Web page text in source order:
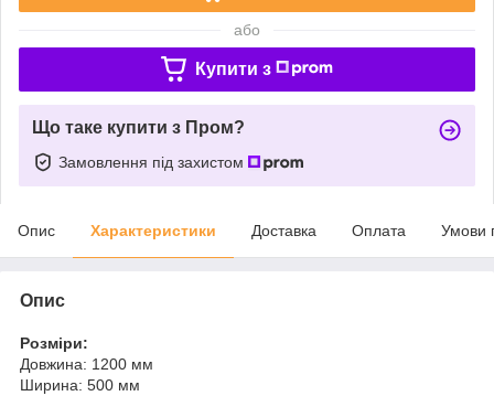
або
Купити з
Що таке купити з Пром?
Замовлення під захистом
Опис Характеристики Доставка Оплата Умови
Опис
Розміри:
Довжина: 1200 мм
Ширина: 500 мм